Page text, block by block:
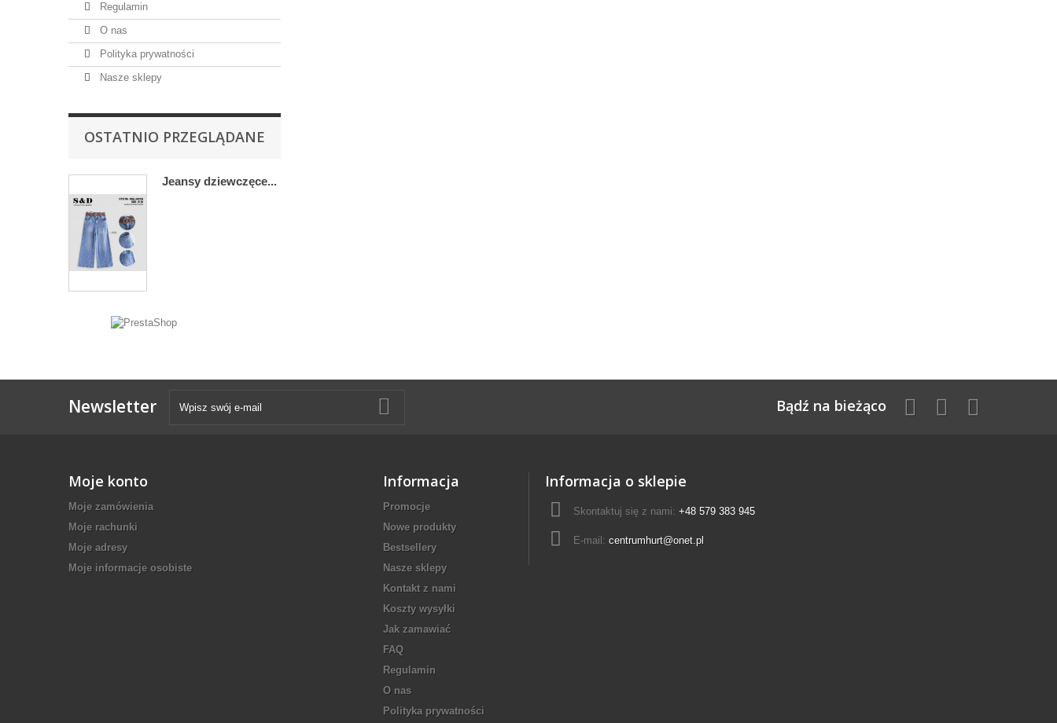
Regulamin
O nas
Polityka prywatności
Nasze sklepy
OSTATNIO PRZEGLĄDANE
Jeansy dziewczęce...
Newsletter Bądź na bieżąco
Moje konto
Moje zamówienia
Moje rachunki
Moje adresy
Moje informacje osobiste
Informacja
Promocje
Nowe produkty
Bestsellery
Nasze sklepy
Kontakt z nami
Koszty wysyłki
Jak zamawiać
FAQ
Regulamin
O nas
Polityka prywatności
Informacja o sklepie
Skontaktuj się z nami: +48 579 383 945
E-mail: centrumhurt@onet.pl